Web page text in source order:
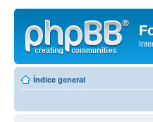
Índice general